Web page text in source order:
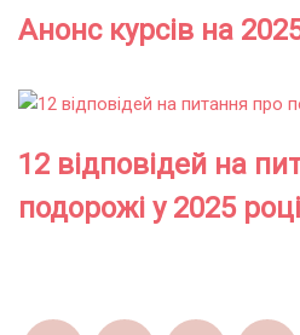
Анонс курсів на
12 відповідей на
подорожі у 2025 році